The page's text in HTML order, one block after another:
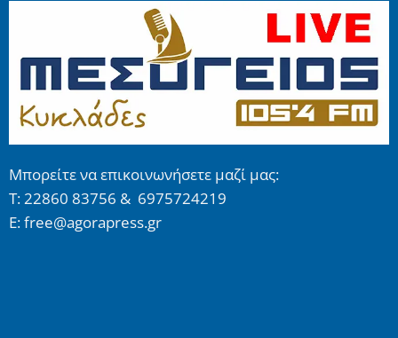
Μπορείτε να επικοινωνήσετε μαζί μας:
Τ: 22860 83756 & 6975724219
E: free@agorapress.gr